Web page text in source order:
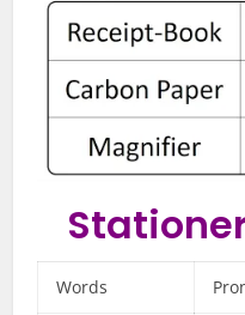
Words